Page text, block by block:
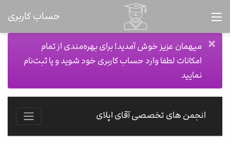
حساب کاربری
میهمان عزیز خوش آمدید! برای بهره‌مندی از تمام
امکانات لطفا وارد حساب کاربری خود شوید و یا ثبت‌نام
نمایید
×
انجمن های تخصصی آقای اپلای